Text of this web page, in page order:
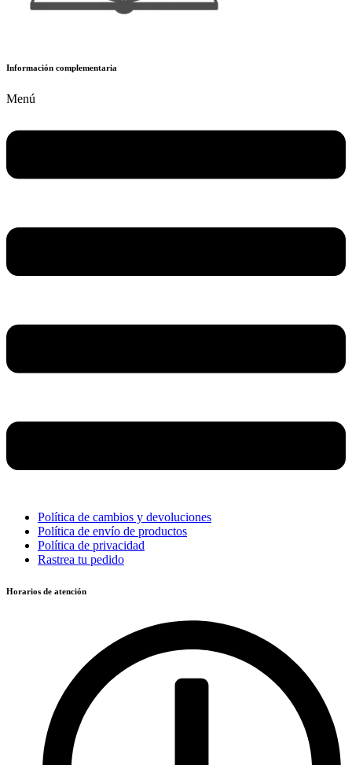
Información complementaria
Menú
Política de cambios y devoluciones
Política de envío de productos
Política de privacidad
Rastrea tu pedido
Horarios de atención